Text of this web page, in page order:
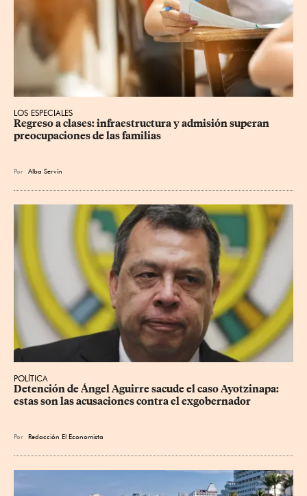
LOS ESPECIALES
Regreso a clases: infraestructura y admisión superan
preocupaciones de las familias
Por Alba Servín
POLÍTICA
Detención de Ángel Aguirre sacude el caso Ayotzinapa:
estas son las acusaciones contra el exgobernador
Por Redacción El Economista